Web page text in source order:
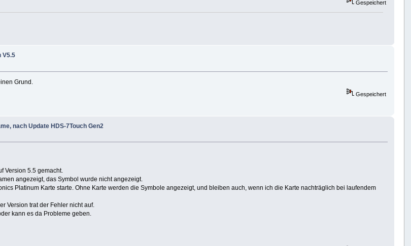
Gespeichert
V5.5
Grund.
Gespeichert
nach Update HDS-7Touch Gen2
Version 5.5 gemacht.
angezeigt, das Symbol wurde nicht angezeigt.
Platinum Karte starte. Ohne Karte werden die Symbole angezeigt, und bleiben auch, wenn ich die Karte nachträglich bei laufendem
Version trat der Fehler nicht auf.
kann es da Probleme geben.